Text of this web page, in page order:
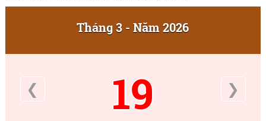
Tháng 3 - Năm 2026
❮ 19 ❯